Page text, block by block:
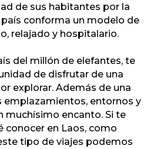
de sus habitantes por la
conforma un modelo de
relajado y hospitalario.
del millón de elefantes, te
de disfrutar de una
explorar. Además de una
emplazamientos, entornos y
muchísimo encanto. Si te
conocer en Laos, como
tipo de viajes podemos